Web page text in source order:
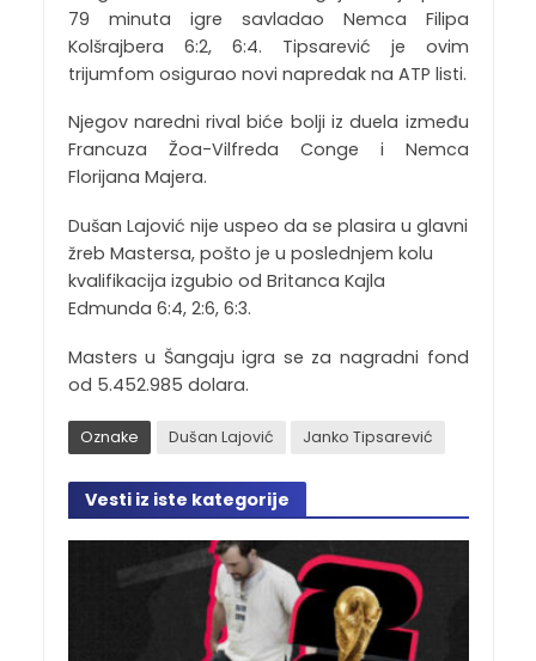
79 minuta igre savladao Nemca Filipa
Kolšrajbera 6:2, 6:4. Tipsarević je ovim
trijumfom osigurao novi napredak na ATP listi.
Njegov naredni rival biće bolji iz duela između
Francuza Žoa-Vilfreda Conge i Nemca
Florijana Majera.
Dušan Lajović nije uspeo da se plasira u glavni
žreb Mastersa, pošto je u poslednjem kolu
kvalifikacija izgubio od Britanca Kajla
Edmunda 6:4, 2:6, 6:3.
Masters u Šangaju igra se za nagradni fond
od 5.452.985 dolara.
Oznake Dušan Lajović Janko Tipsarević
Vesti iz iste kategorije